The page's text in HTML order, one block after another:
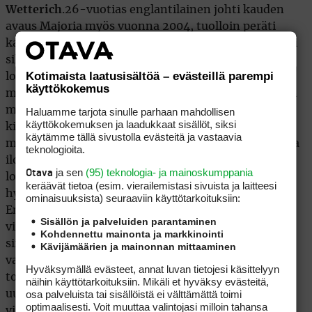
Wetterich.26-vuotias englantilainen johti kauden
avaus Majoria myös vuonna 2004, tuolloin peräti
kahden kierroksen ajan tuloksin 67-71. Kolmas vaati
silloin 81 lyöntiä ja murensi mahdollisuudet,
lopullinen sijoitus oli 22:s. Tuon jälkeen Rose ei
mahtunut mukaan vuosina 2005 ja 2006, nyt hän on
mukana kolmatta kertaa. Rose teki torstain
kierroksellaan kolme birdietä ja vältti bogeyt vaikka
missasi viheriön 13 kertaa. Lähipeli oli siis varsinaista
ilotulitusta. -Tuntumani lähipelissä oli todella
loisteliasta, se oli tuloksenteon pohja, alkuvuodesta
hyvin pelannut Rose hehkutti päiväänsä.
Englantilainen oli viheriöosumaprosentisssa 5 / 18
viimeisten joukossa. Missattuaan griinin hän selvisi
siis poikkeuksetta kahdella reikään. Selvää on, että
vastaavanlainen tuhkimotarina ei voi jatkua edes
toista päivää putkeen, Rose tarvitsee kenttäpeliinsä
uuden vireen pysyäkseen keulilla. Selkävaivat ovat
Kotimaista laatusisältöä – evästeillä parempi
käyttökokemus
Haluamme tarjota sinulle parhaan mahdollisen
käyttökokemuksen ja laadukkaat sisällöt, siksi
käytämme tällä sivustolla evästeitä ja vastaavia
teknologioita.
Otava ja sen (95) teknologia- ja mainoskumppania
keräävät tietoa (esim. vierailemis­tasi sivuista ja laitteesi
ominaisuuk­sista) seuraaviin käyttötarkoituksiin:
Sisällön ja palveluiden parantaminen
Kohdennettu mainonta ja markkinointi
Kävijämäärien ja mainonnan mittaaminen
Hyväksymällä evästeet, annat luvan tietojesi käsittelyyn
näihin käyttötarkoituksiin. Mikäli et hyväksy evästeitä,
osa palveluista tai sisällöistä ei välttämättä toimi
optimaalisesti. Voit muuttaa valintojasi milloin tahansa